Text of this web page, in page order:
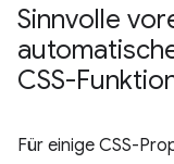
Sinnvolle
CSS-
Für einige CSS-